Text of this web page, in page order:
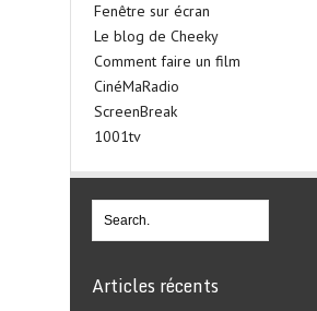
Fenêtre sur écran
Le blog de Cheeky
Comment faire un film
CinéMaRadio
ScreenBreak
1001tv
Articles récents